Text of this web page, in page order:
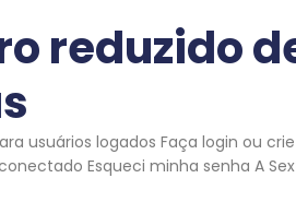
reduzido
usuários logados Faça login ou
Esqueci minha senha A